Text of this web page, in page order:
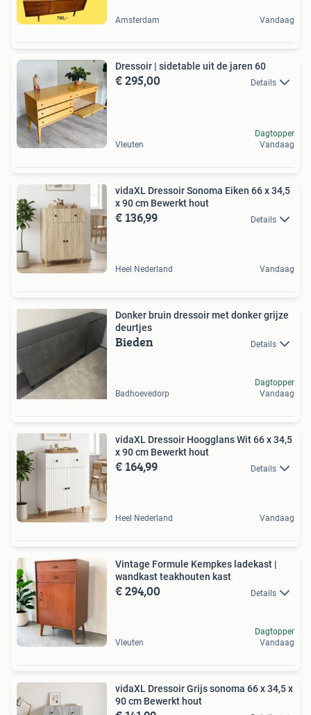
Amsterdam Vandaag
Dressoir | sidetable uit de jaren 60
€ 295,00 Details
Vleuten
Dagtopper
Vandaag
vidaXL Dressoir Sonoma Eiken 66 x 34,5
x 90 cm Bewerkt hout
€ 136,99 Details
Heel Nederland Vandaag
Donker bruin dressoir met donker grijze
deurtjes
Bieden Details
Badhoevedorp
Dagtopper
Vandaag
vidaXL Dressoir Hoogglans Wit 66 x 34,5
x 90 cm Bewerkt hout
€ 164,99 Details
Heel Nederland Vandaag
Vintage Formule Kempkes ladekast |
wandkast teakhouten kast
€ 294,00 Details
Vleuten
Dagtopper
Vandaag
vidaXL Dressoir Grijs sonoma 66 x 34,5 x
90 cm Bewerkt hout